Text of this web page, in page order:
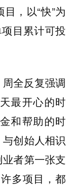
，以“快”为
目累计可投
全反复强调
最开心的时
和帮助的时
创始人相识
者第一张支
多项目，都